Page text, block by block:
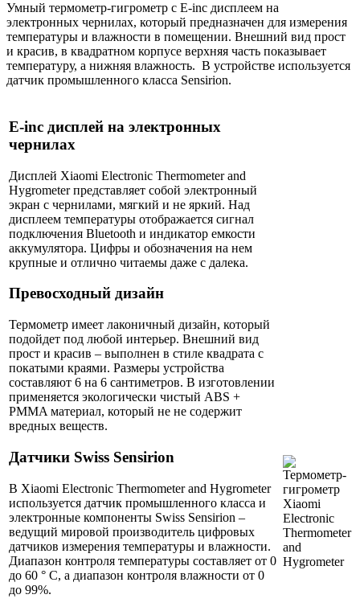
Умный термометр-гигрометр с E-inc дисплеем на
электронных чернилах, который предназначен для измерения
температуры и влажности в помещении. Внешний вид прост
и красив, в квадратном корпусе верхняя часть показывает
температуру, а нижняя влажность. В устройстве используется
датчик промышленного класса Sensirion.
E-inc дисплей на электронных
чернилах
Дисплей Xiaomi Electronic Thermometer and
Hygrometer представляет собой электронный
экран с чернилами, мягкий и не яркий. Над
дисплеем температуры отображается сигнал
подключения Bluetooth и индикатор емкости
аккумулятора. Цифры и обозначения на нем
крупные и отлично читаемы даже с далека.
Превосходный дизайн
Термометр имеет лаконичный дизайн, который
подойдет под любой интерьер. Внешний вид
прост и красив – выполнен в стиле квадрата с
покатыми краями. Размеры устройства
составляют 6 на 6 сантиметров. В изготовлении
применяется экологически чистый ABS +
PMMA материал, который не не содержит
вредных веществ.
Датчики Swiss Sensirion
В Xiaomi Electronic Thermometer and Hygrometer
используется датчик промышленного класса и
электронные компоненты Swiss Sensirion –
ведущий мировой производитель цифровых
датчиков измерения температуры и влажности.
Диапазон контроля температуры составляет от 0
до 60 ° C, а диапазон контроля влажности от 0
до 99%.